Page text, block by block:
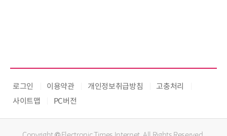
로그인 이용약관 개인정보취급방침
고충처리
사이트맵
PC버전